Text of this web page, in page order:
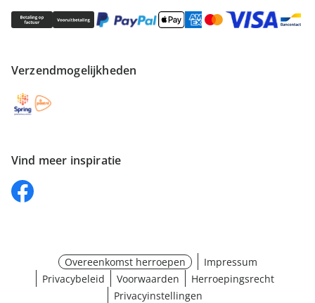
Verzendmogelijkheden
Vind meer inspiratie
Overeenkomst herroepen
Impressum
Privacybeleid
Voorwaarden
Herroepingsrecht
Privacyinstellingen